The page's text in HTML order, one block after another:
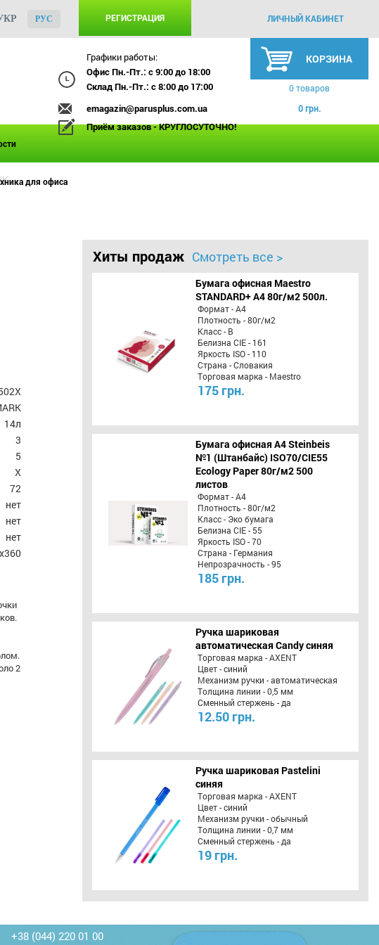
РЕГИСТРАЦИЯ ЛИЧНЫЙ КАБИНЕТ
РУС
Графики работы:
Офис Пн.-Пт.: с 9:00 до 18:00
Склад Пн.-Пт.: с 8:00 до 17:00
emagazin@parusplus.com.ua
Приём заказов - КРУГЛОСУТОЧНО!
КОРЗИНА
0 товаров
0 грн.
для офиса
14л
3
5
Х
72
нет
нет
нет
2
Хиты продаж Смотреть все >
Бумага офисная Maestro
STANDARD+ А4 80г/м2 500л.
Формат - А4
Плотность - 80г/м2
Класс - B
Белизна CIE - 161
Яркость ISO - 110
Страна - Словакия
Торговая марка - Maestro
175 грн.
Бумага офисная A4 Steinbeis
№1 (Штанбайс) ISO70/СІЕ55
Ecology Paper 80г/м2 500
листов
Формат - А4
Плотность - 80г/м2
Класс - Эко бумага
Белизна CIE - 55
Яркость ISO - 70
Страна - Германия
Непрозрачность - 95
185 грн.
Ручка шариковая
автоматическая Candy синяя
Торговая марка - AXENT
Цвет - синий
Механизм ручки - автоматическая
Толщина линии - 0,5 мм
Сменный стержень - да
12.50 грн.
Ручка шариковая Pastelini
синяя
Торговая марка - AXENT
Цвет - синий
Механизм ручки - обычный
Толщина линии - 0,7 мм
Сменный стержень - да
19 грн.
+38 (044) 220 01 00